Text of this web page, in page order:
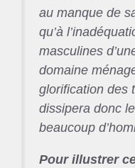
au manque de
qu’à
masculines
domaine
glorification des
dissipera donc
beaucoup
Pour illustrer